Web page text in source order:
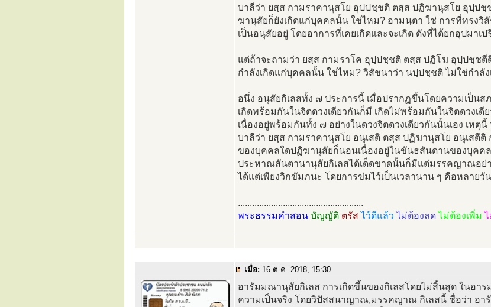
บาลีว่า ยสฺส กามราคานุสโย อุปปชฺชติ ตสฺส ปฏิฆานุสโย อุปฺปชฺ
ฆานุสัยก็ยังเกิดแก่บุคคลนั้น ใช่ไหม? อามนฺตา ใช่ การที่ทรงวิ
เป็นอนุสัยอยู่ โดยอาการที่เคยเกิดและจะเกิด ดังที่ได้ยกอุปมาเ
แต่ถ้าจะถามว่า ยสฺส กามราโค อุปฺปชฺชติ ตสฺส ปฏิโฆ อุปฺปชฺช
กำลังเกิดแก่บุคคลนั้น ใช่ไหม? วิสัชนาว่า นปฺปชฺชติ ไม่ใช่กำลัง
อนึ่ง อนุสัยกิเลสทั้ง ๗ ประการนี้ เมื่อปรากฏขึ้นโดยความเป็น
เกิดพร้อมกันในจิตดวงเดียวกันก็มี เกิดไม่พร้อมกันในจิตดวงเ
เนื่องอยู่พร้อมกันทั้ง ๗ อย่างในดวงจิตดวงเดียวกันนั้นเอง เห
บาลีว่า ยสฺส กามราคานุสโย อนุเสติ ตสฺส ปฏิฆานุสโย อนุเสตี
ของบุคคลใดปฏิฆานุสัยก็นอนเนื่องอยู่ในขันธสันดานของบุคค
ประหาณสันตานานุสัยกิเลสได้เด็ดขาดนั้นก็มีแต่มรรคญาณอ
ได้แต่เพียงวิกขัมภนะ โดยการข่มไว้เป็นเวลานาน ๆ คือหลาย
.....................................................
พระธรรมคำสอน บัญญัติ ตรัสไว้ดีแล้วไม่ต้องลดไม่ต้องเพิ่ม
เมื่อ: 16 ต.ค. 2018, 15:30
อารัมมณานุสัยกิเลส การเกิดขึ้นของกิเลสโดยไม่สิ้นสุด ในอา
ความเป็นจริง โดยวิปัสสนาญาณ,มรรคญาณ กิเลสนี้ ชื่อว่า อา